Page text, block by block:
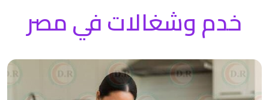
خدم وشغالات في مصر